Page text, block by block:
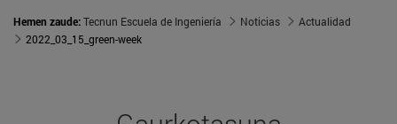
Hemen zaude:Tecnun Escuela de Ingeniería Noticias
Actualidad
2022_03_15_green-week